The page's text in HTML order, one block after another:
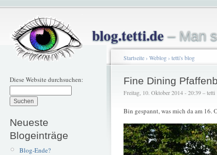
blog.tetti.de– Man
Diese Website durchsuchen:
Neueste
Blogeinträge
Blog-Ende?
Startseite› Weblog› tetti's blog
Fine Dining
Freitag, 10. Oktober 2014 - 20:39 – tetti
Bin gespannt, was mich da am 16.